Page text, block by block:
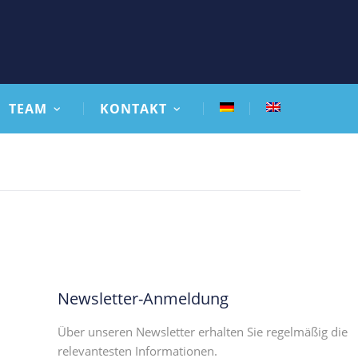
TEAM KONTAKT
Newsletter-Anmeldung
Über unseren Newsletter erhalten Sie regelmäßig die
relevantesten Informationen.